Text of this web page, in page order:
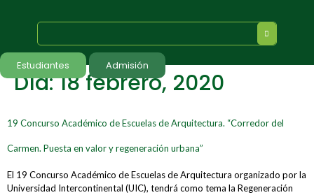
Estudiantes Admisión
Día:18 febrero, 2020
19 Concurso Académico de Escuelas de Arquitectura. “Corredor del
Carmen. Puesta en valor y regeneración urbana”
El 19 Concurso Académico de Escuelas de Arquitectura organizado por la
Universidad Intercontinental (UIC), tendrá como tema la Regeneración